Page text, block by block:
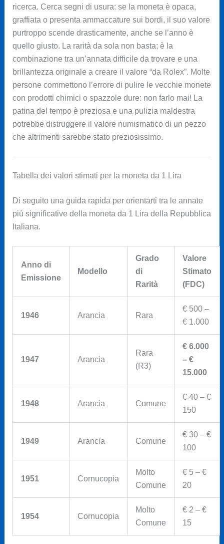
ricerca. Cerca segni di usura: se la moneta è opaca,
graffiata o presenta ammaccature sui bordi, il suo valore
purtroppo scende drasticamente, anche se l’anno è
quello giusto. La rarità da sola non basta; è la
combinazione tra un’annata difficile da trovare e una
brillantezza originale a creare il valore “da Rolex”. Molte
persone commettono l’errore di pulire le vecchie monete
con prodotti chimici o spazzole dure: non farlo mai! La
patina del tempo è preziosa e una pulizia maldestra
potrebbe distruggere il valore numismatico di un pezzo
che altrimenti sarebbe stato preziosissimo.
Tabella dei valori stimati per la moneta da 1 Lira
Di seguito una guida rapida per orientarti tra le annate
più significative della moneta da 1 Lira della Repubblica
Italiana.
Anno di
Emissione
Modello
Grado
di
Rarità
Valore
Stimato
(FDC)
1946 Arancia Rara
€ 500 –
€ 1.000
1947 Arancia
Rara
(R3)
€ 6.000
– €
15.000
1948 Arancia Comune
€ 40 – €
150
1949 Arancia Comune
€ 30 – €
100
1951 Cornucopia
Molto
Comune
€ 5 – €
20
1954 Cornucopia
Molto
Comune
€ 2 – €
15